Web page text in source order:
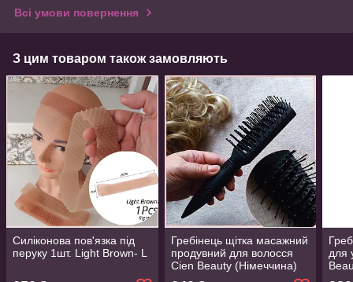
Всі умови повернення
З цим товаром також замовляють
Силіконова пов'язка під
перуку 1шт. Light Brown- L
Гребінець щітка масажний
продувний для волосся
Cien Beauty (Німеччина)
для